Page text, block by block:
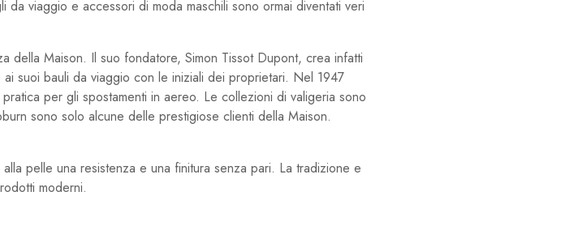
viaggio e accessori di moda maschili sono ormai diventati veri
della Maison. Il suo fondatore, Simon Tissot Dupont, crea infatti
suoi bauli da viaggio con le iniziali dei proprietari. Nel 1947
per gli spostamenti in aereo. Le collezioni di valigeria sono
sono solo alcune delle prestigiose clienti della Maison.
pelle una resistenza e una finitura senza pari. La tradizione e
moderni.